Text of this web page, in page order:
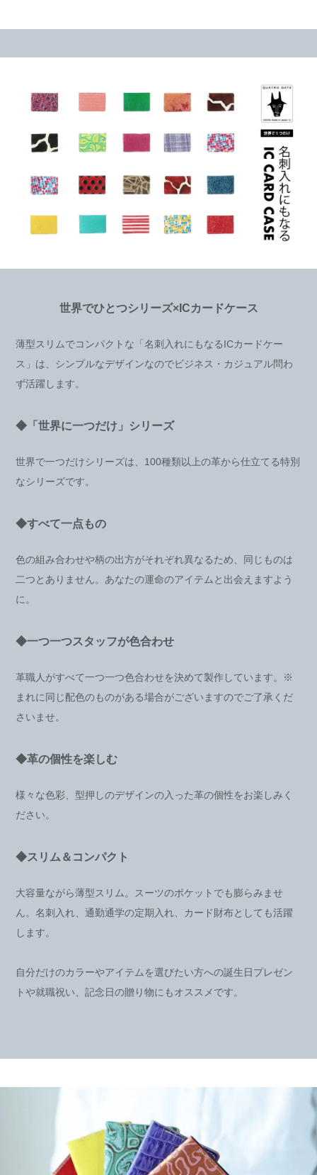
世界でひとつシリーズ×ICカードケース
薄型スリムでコンパクトな「名刺入れにもなるICカードケー
ス」は、シンプルなデザインなのでビジネス・カジュアル問わ
ず活躍します。
◆「世界に一つだけ」シリーズ
世界で一つだけシリーズは、100種類以上の革から仕立てる特別
なシリーズです。
◆すべて一点もの
色の組み合わせや柄の出方がそれぞれ異なるため、同じものは
二つとありません。あなたの運命のアイテムと出会えますよう
に。
◆一つ一つスタッフが色合わせ
革職人がすべて一つ一つ色合わせを決めて製作しています。※
まれに同じ配色のものがある場合がございますのでご了承くだ
さいませ。
◆革の個性を楽しむ
様々な色彩、型押しのデザインの入った革の個性をお楽しみく
ださい。
◆スリム＆コンパクト
大容量ながら薄型スリム。スーツのポケットでも膨らみませ
ん。名刺入れ、通勤通学の定期入れ、カード財布としても活躍
します。
自分だけのカラーやアイテムを選びたい方への誕生日プレゼン
トや就職祝い、記念日の贈り物にもオススメです。